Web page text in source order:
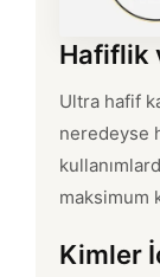
Hafiflik
Ultra hafif
neredeyse
maksimum
Kimler